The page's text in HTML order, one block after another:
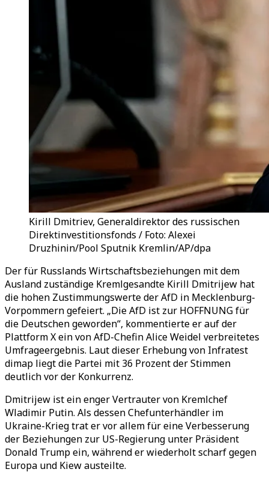
Kirill Dmitriev, Generaldirektor des russischen
Direktinvestitionsfonds / Foto: Alexei
Druzhinin/Pool Sputnik Kremlin/AP/dpa
Der für Russlands Wirtschaftsbeziehungen mit dem
Ausland zuständige Kremlgesandte Kirill Dmitrijew hat
die hohen Zustimmungswerte der AfD in Mecklenburg-
Vorpommern gefeiert. „Die AfD ist zur HOFFNUNG für
die Deutschen geworden“, kommentierte er auf der
Plattform X ein von AfD-Chefin Alice Weidel verbreitetes
Umfrageergebnis. Laut dieser Erhebung von Infratest
dimap liegt die Partei mit 36 Prozent der Stimmen
deutlich vor der Konkurrenz.
Dmitrijew ist ein enger Vertrauter von Kremlchef
Wladimir Putin. Als dessen Chefunterhändler im
Ukraine-Krieg trat er vor allem für eine Verbesserung
der Beziehungen zur US-Regierung unter Präsident
Donald Trump ein, während er wiederholt scharf gegen
Europa und Kiew austeilte.